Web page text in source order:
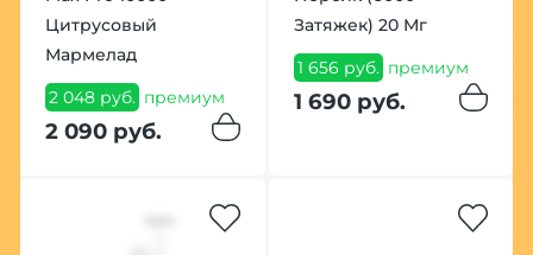
Цитрусовый
Мармелад
2 048 руб. премиум
2 090 руб.
Затяжек) 20 Мг
1 656 руб. премиум
1 690 руб.